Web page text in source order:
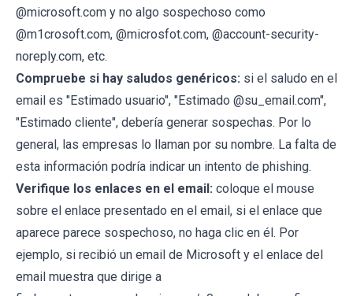
@microsoft.com y no algo sospechoso como
@m1crosoft.com, @microsfot.com, @account-security-
noreply.com, etc.
Compruebe si hay saludos genéricos: si el saludo en el
email es "Estimado usuario", "Estimado @su_email.com",
"Estimado cliente", debería generar sospechas. Por lo
general, las empresas lo llaman por su nombre. La falta de
esta información podría indicar un intento de phishing.
Verifique los enlaces en el email: coloque el mouse
sobre el enlace presentado en el email, si el enlace que
aparece parece sospechoso, no haga clic en él. Por
ejemplo, si recibió un email de Microsoft y el enlace del
email muestra que dirige a